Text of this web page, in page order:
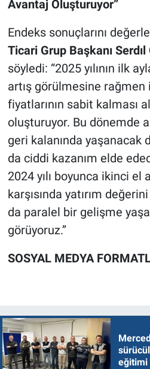
Avantaj Oluşturuyor”
Endeks sonuçlarını
Ticari Grup Başkanı
söyledi: “2025 yılının ilk
artış görülmesine rağmen
fiyatlarının sabit kalması
oluşturuyor. Bu dönemde
geri kalanında yaşanacak
da ciddi kazanım elde
2024 yılı boyunca ikinci el
karşısında yatırım
da paralel bir gelişme
görüyoruz.”
SOSYAL MEDYA
eğitimi